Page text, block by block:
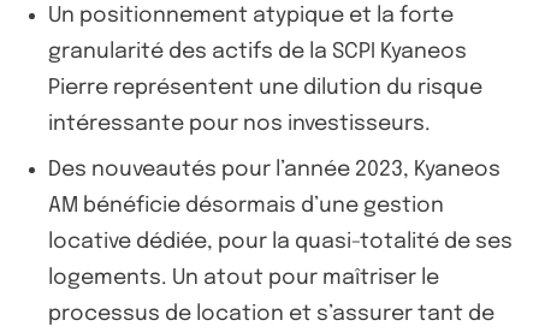
Un positionnement atypique et la forte
granularité des actifs de la SCPI Kyaneos
Pierre représentent une dilution du risque
intéressante pour nos investisseurs.
Des nouveautés pour l’année 2023, Kyaneos
AM bénéficie désormais d’une gestion
locative dédiée, pour la quasi-totalité de ses
logements. Un atout pour maîtriser le
processus de location et s’assurer tant de